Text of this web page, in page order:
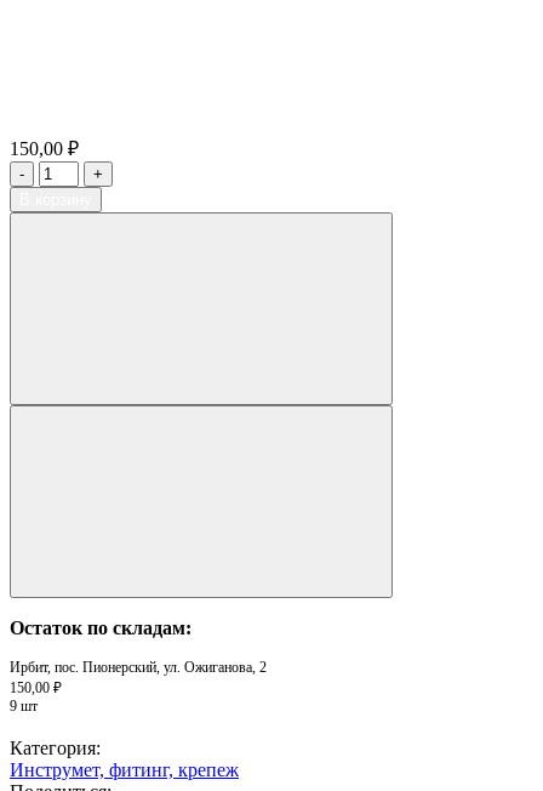
150,00 ₽
Остаток по складам:
Ирбит, пос. Пионерский, ул. Ожиганова, 2
150,00 ₽
9 шт
Категория:
Инструмет, фитинг, крепеж